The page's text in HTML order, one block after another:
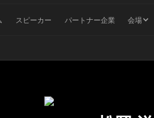
スピーカー パートナー企業 会場